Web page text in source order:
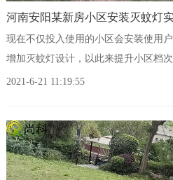
河南安阳某新房小区安装灭蚊灯
现在不仅投入使用的小区会安装使用
增加灭蚊灯设计，以此来提升小区档
就是这样，规划之处就已经包含了户
2021-6-21 11:19:55